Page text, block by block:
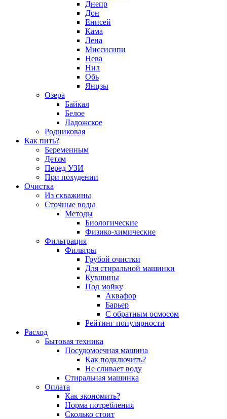
Днепр
Дон
Енисей
Кама
Лена
Миссисипи
Нева
Нил
Обь
Янцзы
Озера
Байкал
Белое
Ладожское
Родниковая
Как пить?
Беременным
Детям
Перед УЗИ
При похудении
Очистка
Из скважины
Сточные воды
Методы
Биологические
Физико-химические
Фильтрация
Фильтры
Грубой очистки
Для стиральной машинки
Кувшины
Под мойку
Аквафор
Барьер
С обратным осмосом
Рейтинг популярности
Расход
Бытовая техника
Посудомоечная машина
Как подключить?
Не сливает воду
Стиральная машинка
Оплата
Как экономить?
Норма потребления
Сколько стоит